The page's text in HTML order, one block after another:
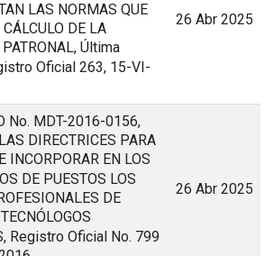
LAS NORMAS QUE
CÁLCULO DE LA
Última
Oficial 263, 15-VI-
26 Abr 2025
No. MDT-2016-0156,
DIRECTRICES PARA
INCORPORAR EN LOS
DE PUESTOS LOS
DE
Registro Oficial No. 799
26 Abr 2025